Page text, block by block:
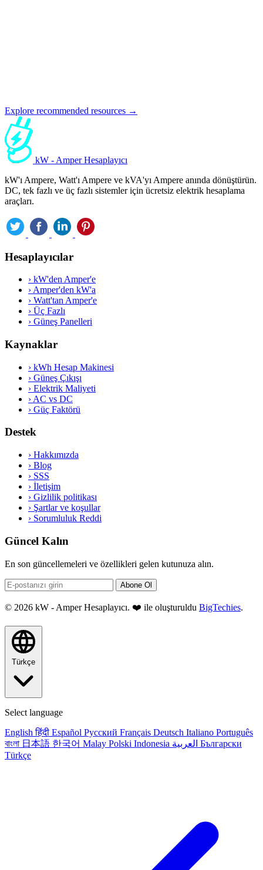
Explore recommended resources →
kW - Amper Hesaplayıcı
kW'ı Ampere, Watt'ı Ampere ve kVA'yı Ampere anında dönüştürün.
DC, tek fazlı ve üç fazlı sistemler için ücretsiz elektrik hesaplama
araçları.
Hesaplayıcılar
› kW'den Amper'e
› Amper'den kW'a
› Watt'tan Amper'e
› Üç Fazlı
› Güneş Panelleri
Kaynaklar
› kWh Hesap Makinesi
› Güneş Çıkışı
› Elektrik Maliyeti
› AC vs DC
› Güç Faktörü
Destek
› Hakkımızda
› Blog
› SSS
› İletişim
› Gizlilik politikası
› Şartlar ve koşullar
› Sorumluluk Reddi
Güncel Kalın
En son güncellemeleri ve özellikleri gelen kutunuza alın.
Abone Ol
© 2026 kW - Amper Hesaplayıcı. ❤️ ile oluşturuldu BigTechies.
Türkçe
Select language
English हिंदी Español Русский Français Deutsch Italiano Português
বাংলা 日本語 한국어 Malay Polski Indonesia العربية Български
Türkçe